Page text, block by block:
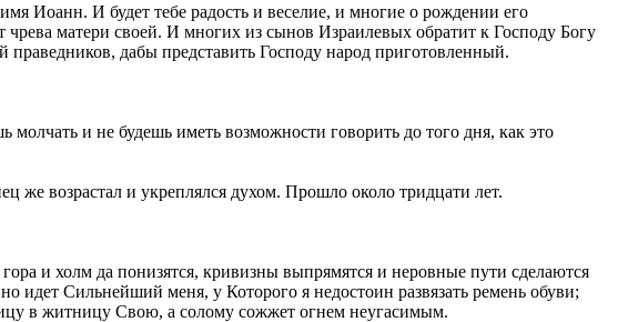
Иоанн. И будет тебе радость и веселие, и многие о рождении его
матери своей. И многих из сынов Израилевых обратит к Господу Богу
дабы представить Господу народ приготовленный.
и не будешь иметь возможности говорить до того дня, как это
же возрастал и укреплялся духом. Прошло около тридцати лет.
и холм да понизятся, кривизны выпрямятся и неровные пути сделаются
Сильнейший меня, у Которого я недостоин развязать ремень обуви;
в житницу Свою, а солому сожжет огнем неугасимым.